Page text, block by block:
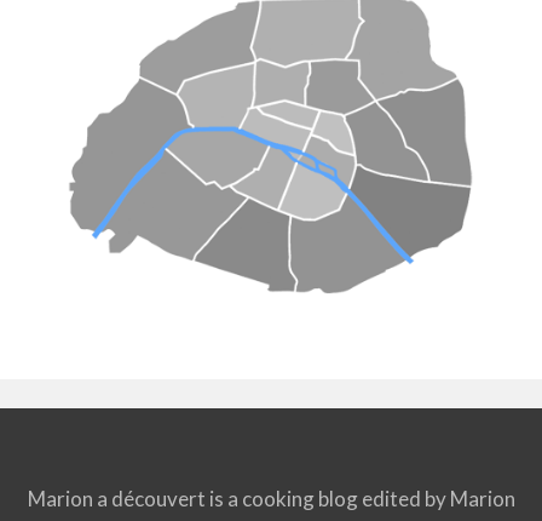
Marion a découvert is a cooking blog edited by Marion